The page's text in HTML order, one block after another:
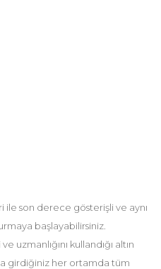
son derece gösterişli ve aynı
başlayabilirsiniz.
uzmanlığını kullandığı altın
girdiğiniz her ortamda tüm